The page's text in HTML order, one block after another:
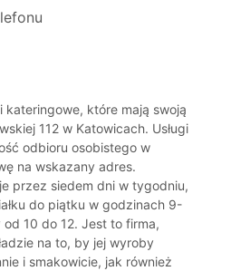
kateringowe, które mają swoją
112 w Katowicach. Usługi
odbioru osobistego w
na wskazany adres.
przez siedem dni w tygodniu,
do piątku w godzinach 9-
10 do 12. Jest to firma,
na to, by jej wyroby
i smakowicie, jak również